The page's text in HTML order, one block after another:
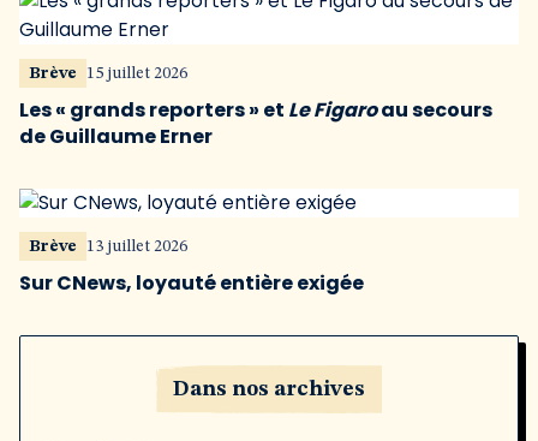
Brève 15 juillet 2026
Les « grands reporters » et Le Figaroau secours
de Guillaume Erner
Brève 13 juillet 2026
Sur CNews, loyauté entière exigée
Dans nos archives